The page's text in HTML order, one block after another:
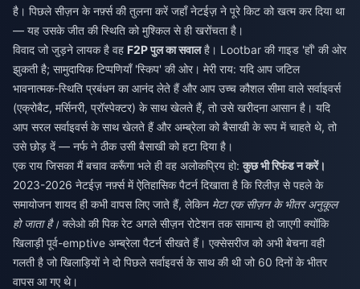
है। पिछले सीज़न के नर्फ़्स की तुलना करें जहाँ नेटईज़ ने पूरे किट को खत्म कर दिया था
— यह उसके जीत की स्थिति को मुश्किल से ही खरोंचता है।
विवाद जो जुड़ने लायक है वह F2P पुल का सवालहै। Lootbar की गाइड 'हाँ' की ओर
झुकती है; सामुदायिक टिप्पणियाँ 'स्किप' की ओर। मेरी राय: यदि आप जटिल
भावनात्मक-स्थिति प्रबंधन का आनंद लेते हैं और आप उच्च कौशल सीमा वाले सर्वाइवर्स
(एक्रोबैट, मर्सिनरी, प्रॉस्पेक्टर) के साथ खेलते हैं, तो उसे खरीदना आसान है। यदि
आप सरल सर्वाइवर्स के साथ खेलते हैं और अम्ब्रेला को बैसाखी के रूप में चाहते थे, तो
उसे छोड़ दें — नर्फ ने ठीक उसी बैसाखी को हटा दिया है।
एक राय जिसका मैं बचाव करूँगा भले ही वह अलोकप्रिय हो:कुछ भी रिफंड न करें।
2023-2026 नेटईज़ नर्फ़्स में ऐतिहासिक पैटर्न दिखाता है कि रिलीज़ से पहले के
समायोजन शायद ही कभी वापस लिए जाते हैं, लेकिन मेटा एक सीज़न के भीतर अनुकूल
हो जाता है। क्लेओ की पिक रेट अगले सीज़न रोटेशन तक सामान्य हो जाएगी क्योंकि
खिलाड़ी पूर्व-emptive अम्ब्रेला पैटर्न सीखते हैं। एक्सेसरीज को अभी बेचना वही
गलती है जो खिलाड़ियों ने दो पिछले सर्वाइवर्स के साथ की थी जो 60 दिनों के भीतर
वापस आ गए थे।